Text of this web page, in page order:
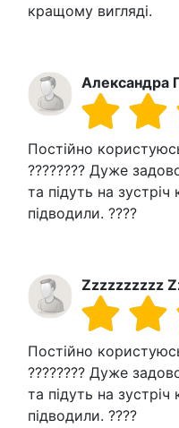
кращому вигляді.
Александра
Постійно
???????? Дуже
та підуть на
підводили. ????
Zzzzzzzzzz
Постійно
???????? Дуже
та підуть на
підводили. ????